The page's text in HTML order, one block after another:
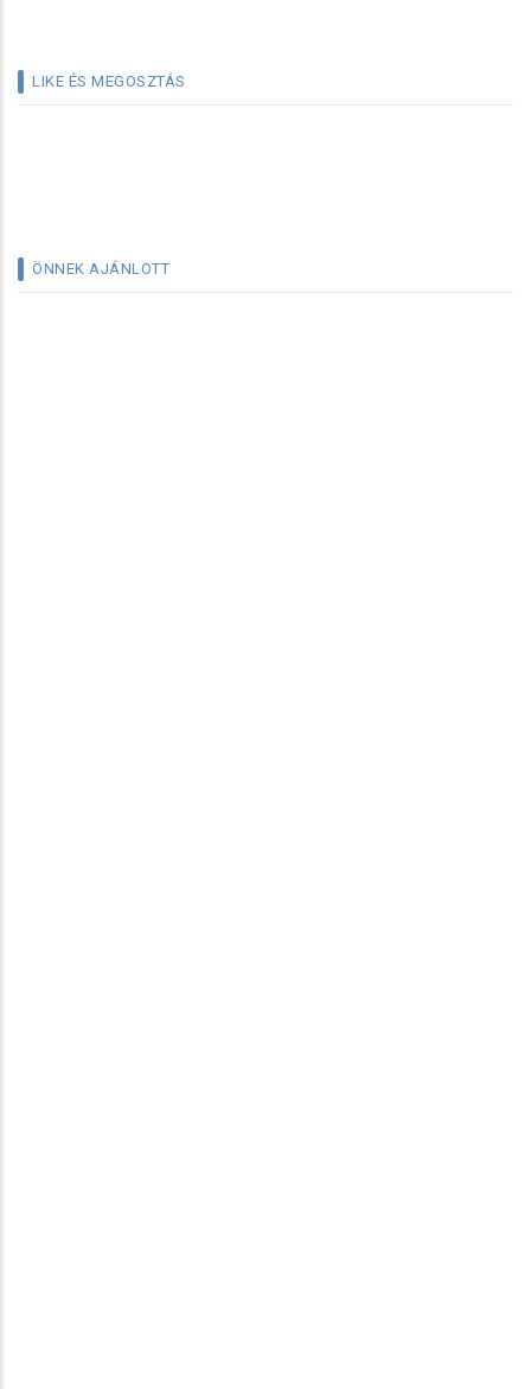
LIKE ÉS MEGOSZTÁS
ÖNNEK AJÁNLOTT